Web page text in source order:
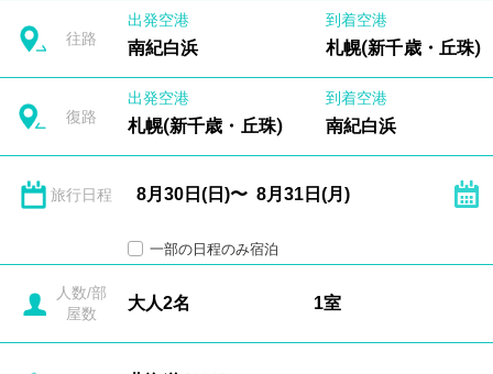
往路
出発空港
南紀白浜
到着空港
札幌(新千歳・丘珠)
復路
出発空港
札幌(新千歳・丘珠)
到着空港
南紀白浜
旅行日程
一部の日程のみ宿泊
人数/部
屋数